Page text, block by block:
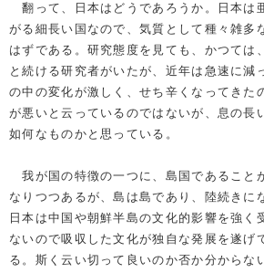
翻って、日本はどうであろうか。日本は
がる細長い国なので、気質として種々雑多
はずである。研究態度を見ても、かつては
と続ける研究者がいたが、近年は急速に減
の中の変化が激しく、せち辛くなってきた
が悪いと云っているのではないが、息の長
如何なものかと思っている。
我が国の特徴の一つに、島国であること
なりつつあるが、島は島であり、陸続きに
日本は中国や朝鮮半島の文化的影響を強く
ないので吸収した文化が独自な発展を遂げ
る。斯く云い切って良いのか否か分からな